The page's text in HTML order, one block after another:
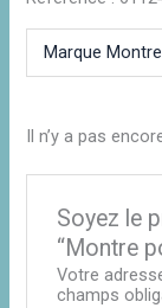
Marque
Il n’y a pas
Soyez le
“Montre
Votre
champs